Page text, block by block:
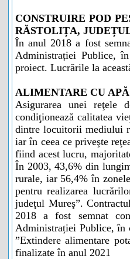
CONSTRUIRE POD
RĂSTOLIȚA,
În anul 2018 a fost
Administrației Publice,
proiect. Lucrările la
ALIMENTARE CU
Asigurarea unei reţele
condiţionează calitatea
dintre locuitorii mediului
iar în ceea ce priveşte
fiind acest lucru,
În 2003, 43,6% din
rurale, iar 56,4% în
pentru realizarea
judeţul Mureş”.
2018 a fost semnat
Administrației Publice, în
”Extindere alimentare
finalizate în anul 2021